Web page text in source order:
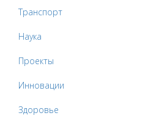
Транспорт
Наука
Проекты
Инновации
Здоровье